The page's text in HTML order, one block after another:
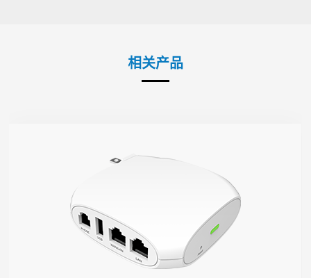
相关产品
● 1个FXS接口，1个USB接口
● 1个SIP账号
● 2.4GHz无线接入
● 2*10/100 Mbps
● 支持AP模式